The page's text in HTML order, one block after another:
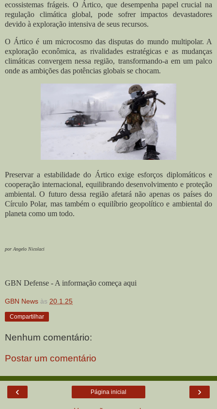
ecossistemas frágeis. O Ártico, que desempenha papel crucial na
regulação climática global, pode sofrer impactos devastadores
devido à exploração intensiva de seus recursos.
O Ártico é um microcosmo das disputas do mundo multipolar. A
exploração econômica, as rivalidades estratégicas e as mudanças
climáticas convergem nessa região, transformando-a em um palco
onde as ambições das potências globais se chocam.
Preservar a estabilidade do Ártico exige esforços diplomáticos e
cooperação internacional, equilibrando desenvolvimento e proteção
ambiental. O futuro dessa região afetará não apenas os países do
Círculo Polar, mas também o equilíbrio geopolítico e ambiental do
planeta como um todo.
por Angelo Nicolaci
GBN Defense - A informação começa aqui
GBN News às 20.1.25
Compartilhar
Nenhum comentário:
Postar um comentário
‹ ›
Página inicial